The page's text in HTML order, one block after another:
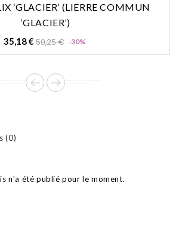
‘GLACIER’ (LIERRE COMMUN
‘GLACIER’)
35,18 €Prix
50,25 € -30%
(0)
n'a été publié pour le moment.